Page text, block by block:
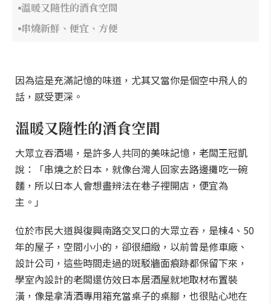
溫暖又隨性的酒食空間
串燒新鮮、便宜、方便
因為這是充滿記憶的味道，尤其又當你是個空中飛人的
話，感受更深。
溫暖又隨性的酒食空間
大眾立吞酒場，是許多人共同的美味記憶，老闆王冠凱
說：「串燒之於日本，就像台灣人回家去路邊攤吃一碗
麵，所以日本人會想盡辨法在巷子裡開店，便宜為
主。」
位於市民大道與復興南路交叉口的大眾立吞，是棟4、50
年的屋子，空間小小的，卻很細緻，以前曾是修車廠、
設計公司，這些時間走過的斑駁牆面痕跡都保留下來，
學室內設計的老闆還仿效日本居酒屋就地取材布置裝
潢，像是拿清酒專用箱充當桌子的桌腳，也很貼心地在